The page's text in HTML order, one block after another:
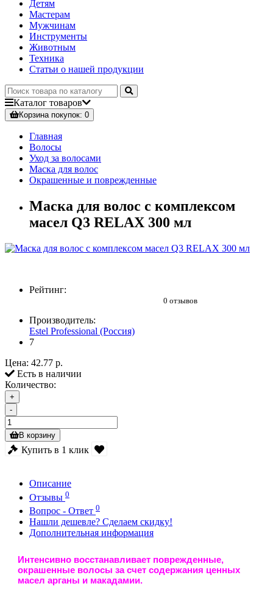
Детям
Мастерам
Мужчинам
Инструменты
Животным
Техника
Статьи о нашей продукции
Каталог товаров
Корзинапокупок: 0
Главная
Волосы
Уход за волосами
Маска для волос
Окрашенные и поврежденные
Маска для волос с комплексом
масел Q3 RELAX 300 мл
Рейтинг:
0 отзывов
Производитель:
Estel Professional (Россия)
7
Цена: 42.77 р.
Есть в наличии
Количество:
+
-
В корзину
Купить в 1 клик
Описание
Отзывы 0
Вопрос - Ответ 0
Нашли дешевле? Сделаем скидку!
Дополнительная информация
Интенсивно восстанавливает поврежденные,
окрашенные волосы за счет содержания ценных
масел арганы и макадамии.